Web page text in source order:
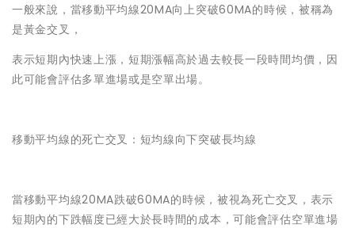
一般來說，當移動平均線20MA向上突破60MA的時候，被稱為
是黃金交叉，
表示短期內快速上漲，短期漲幅高於過去較長一段時間均價，因
此可能會評估多單進場或是空單出場。
移動平均線的死亡交叉：短均線向下突破長均線
當移動平均線20MA跌破60MA的時候，被視為死亡交叉，表示
短期內的下跌幅度已經大於長時間的成本，可能會評估空單進場